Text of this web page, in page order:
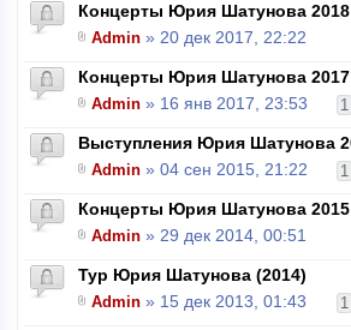
Концерты Юрия Шатунова 2018
Admin » 20 дек 2017, 22:22
Концерты Юрия Шатунова 2017
1
Admin » 16 янв 2017, 23:53
Выступления Юрия Шатунова
1
Admin » 04 сен 2015, 21:22
Концерты Юрия Шатунова 2015
Admin » 29 дек 2014, 00:51
Тур Юрия Шатунова (2014)
1
Admin » 15 дек 2013, 01:43